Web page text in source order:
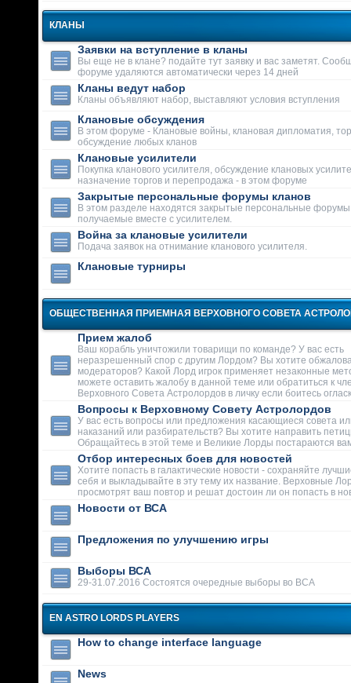
КЛАНЫ
Заявки на вступление в кланы
Вы еще не в клане? подайте тут заявку и вас заметят.
форуме удаляются автоматически через 14 дней
Кланы ведут набор
Кланы объявляют набор, выставляют условия вступления
Клановые обсуждения
В этом форуме - Клановые войны, клановая дипломатия,
обсуждение любых кланов
Клановые усилители
Покупка кланового усилителя, обсуждение клановых
назначение торгов и перепродажа - в этом форуме
Закрытые персональные форумы кланов
В этом разделе находятся закрытые персональные форумы
получаемые вместе с усилителем.
Война за клановые усилители
Подача заявок на отнимание кланового усилителя.
Клановые турниры
ОБЩЕСТВЕННАЯ ПРИЕМНАЯ ВЕРХОВНОГО СОВЕТА
Прием жалоб
Ваш корабль уничтожили товарищи по команде? У вас есть
неразрешенный спор с другим Лордом? Вы хотите
модераторов? Какой Лорд игрок применяет незаконные
можете оставить жалобу в данной теме или обратиться к
Верховного Совета Астролордов в личку если боитесь
Вопросы к Верховному Совету Астролордов
У вас есть вопросы или предложения касающиеся совета
наказаний или разбирательств? Вы хотите направить
Обращайтесь в этой теме и Великие Лорды постараются
Отбор интересных боев для новостей
Хотите попасть в галактические новости - сохраняйте
себя и выкладывайте в эту тему их название. Верховные
просмотрят ваш повтор и решат достоин ли он попасть в
Новости от ВСА
Предложения по улучшению игры
Выборы ВСА
29-31.07.2016 Состоятся очередные выборы во ВСА
EN ASTRO LORDS PLAYERS
How to change interface language
News